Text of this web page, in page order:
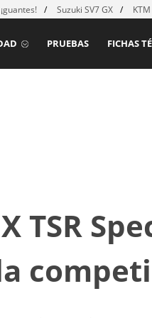
Suzuki SV7 GX
FICHAS
PRUEBAS
TSR